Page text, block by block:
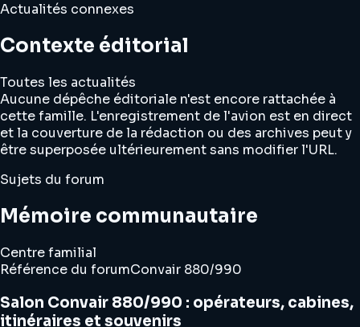
Actualités connexes
Contexte éditorial
Toutes les actualités
Aucune dépêche éditoriale n'est encore rattachée à
cette famille. L'enregistrement de l'avion est en direct
et la couverture de la rédaction ou des archives peut y
être superposée ultérieurement sans modifier l'URL.
Sujets du forum
Mémoire communautaire
Centre familial
Référence du forumConvair 880/990
Salon Convair 880/990 : opérateurs, cabines,
itinéraires et souvenirs